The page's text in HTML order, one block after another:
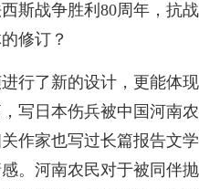
斯战争胜利80周年，抗
修订？
行了新的设计，更能体
写日本伤兵被中国河南
作家也写过长篇报告文
。河南农民对于被同伴